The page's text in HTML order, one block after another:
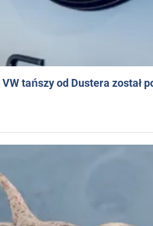
tańszy od Dustera został